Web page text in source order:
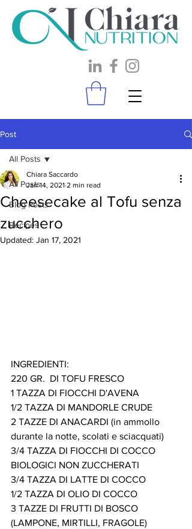
Post
All Posts
Blog Posts
Recipes
All Posts
Cheesecake al Tofu senza
zucchero
Chiara Saccardo
Jan 14, 2021 2 min read
Updated: Jan 17, 2021
INGREDIENTI:
220 GR.  DI TOFU FRESCO
1 TAZZA DI FIOCCHI D'AVENA
1/2 TAZZA DI MANDORLE CRUDE
2 TAZZE DI ANACARDI (in ammollo
durante la notte, scolati e sciacquati)
3/4 TAZZA DI FIOCCHI DI COCCO
BIOLOGICI NON ZUCCHERATI
3/4 TAZZA DI LATTE DI COCCO
1/2 TAZZA DI OLIO DI COCCO
3 TAZZE DI FRUTTI DI BOSCO
(LAMPONE, MIRTILLI, FRAGOLE)